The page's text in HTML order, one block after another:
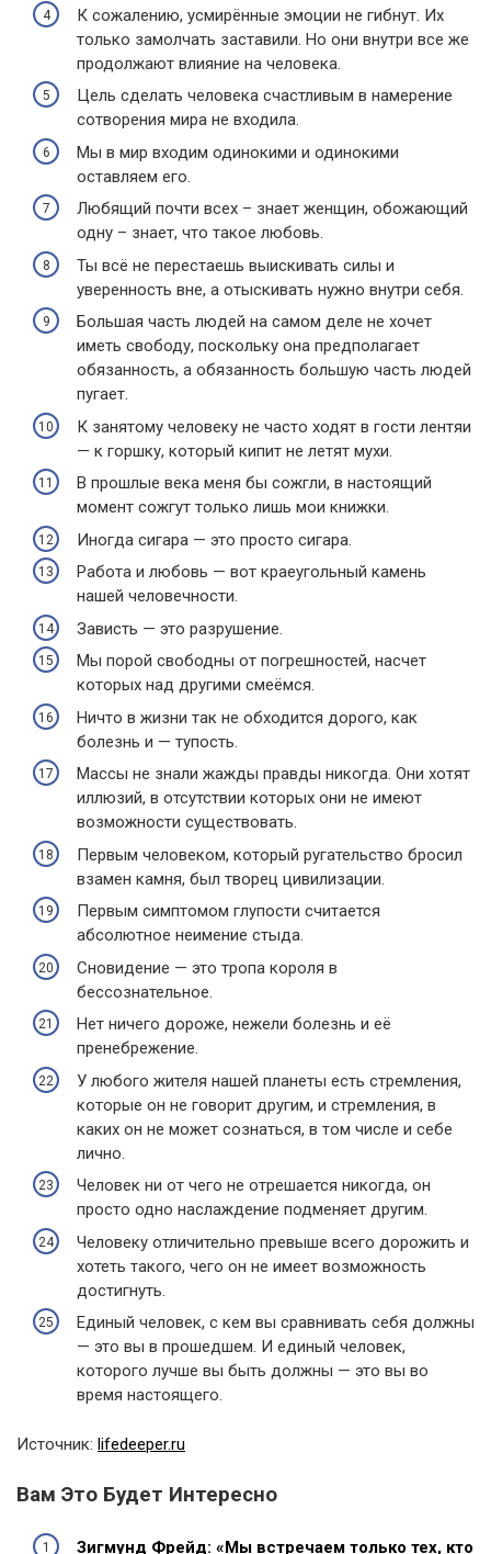
К сожалению, усмирённые эмоции не гибнут. Их
только замолчать заставили. Но они внутри все же
продолжают влияние на человека.
Цель сделать человека счастливым в намерение
сотворения мира не входила.
Мы в мир входим одинокими и одинокими
оставляем его.
Любящий почти всех – знает женщин, обожающий
одну – знает, что такое любовь.
Ты всё не перестаешь выискивать силы и
уверенность вне, а отыскивать нужно внутри себя.
Большая часть людей на самом деле не хочет
иметь свободу, поскольку она предполагает
обязанность, а обязанность большую часть людей
пугает.
К занятому человеку не часто ходят в гости лентяи
— к горшку, который кипит не летят мухи.
В прошлые века меня бы сожгли, в настоящий
момент сожгут только лишь мои книжки.
Иногда сигара — это просто сигара.
Работа и любовь — вот краеугольный камень
нашей человечности.
Зависть — это разрушение.
Мы порой свободны от погрешностей, насчет
которых над другими смеёмся.
Ничто в жизни так не обходится дорого, как
болезнь и — тупость.
Массы не знали жажды правды никогда. Они хотят
иллюзий, в отсутствии которых они не имеют
возможности существовать.
Первым человеком, который ругательство бросил
взамен камня, был творец цивилизации.
Первым симптомом глупости считается
абсолютное неимение стыда.
Сновидение — это тропа короля в
бессознательное.
Нет ничего дороже, нежели болезнь и её
пренебрежение.
У любого жителя нашей планеты есть стремления,
которые он не говорит другим, и стремления, в
каких он не может сознаться, в том числе и себе
лично.
Человек ни от чего не отрешается никогда, он
просто одно наслаждение подменяет другим.
Человеку отличительно превыше всего дорожить и
хотеть такого, чего он не имеет возможность
достигнуть.
Единый человек, с кем вы сравнивать себя должны
— это вы в прошедшем. И единый человек,
которого лучше вы быть должны — это вы во
время настоящего.
Источник: lifedeeper.ru
Вам Это Будет Интересно
Зигмунд Фрейд: «Мы встречаем только тех, кто